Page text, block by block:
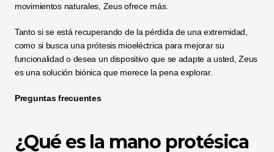
movimientos naturales, Zeus ofrece más.
Tanto si se está recuperando de la pérdida de una extremidad,
como si busca una prótesis mioeléctrica para mejorar su
funcionalidad o desea un dispositivo que se adapte a usted, Zeus
es una solución biónica que merece la pena explorar.
Preguntas frecuentes
¿Qué es la mano protésica